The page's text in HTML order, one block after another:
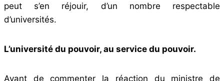
peut s’en réjouir, d’un nombre respectable
d’universités.
L’université du pouvoir, au service du pouvoir.
Avant de commenter la réaction du ministre de